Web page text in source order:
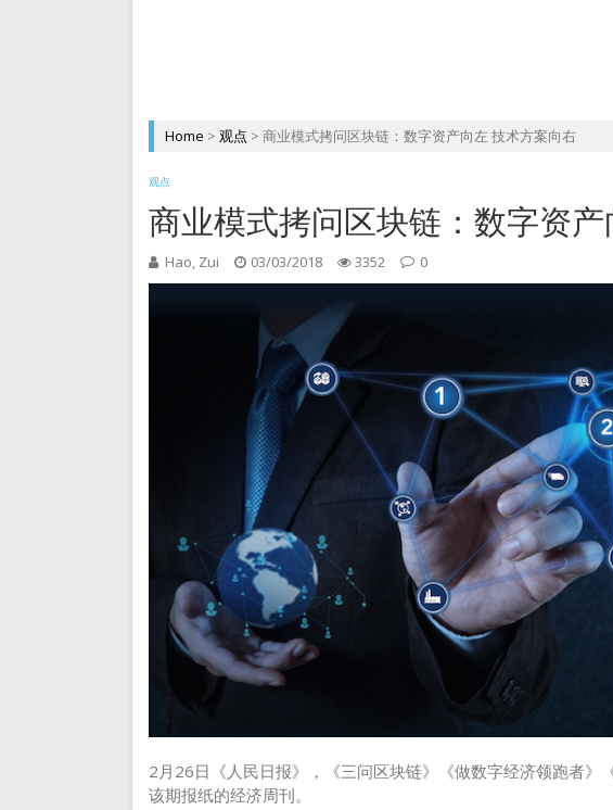
Home > 观点 > 商业模式拷问区块链：数字资产向左 技术方案向右
观点
商业模式拷问区块链：数字资
Hao, Zui 03/03/2018 3352 0
2月26日《人民日报》，《三问区块链》《做数字经济领跑者》
该期报纸的经济周刊。